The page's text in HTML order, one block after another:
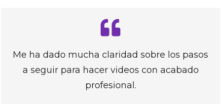
Me ha dado mucha claridad sobre los pasos
a seguir para hacer videos con acabado
profesional.